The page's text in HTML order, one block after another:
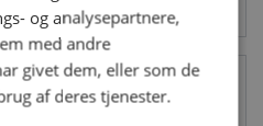
og analysepartnere,
med andre
givet dem, eller som de
af deres tjenester.